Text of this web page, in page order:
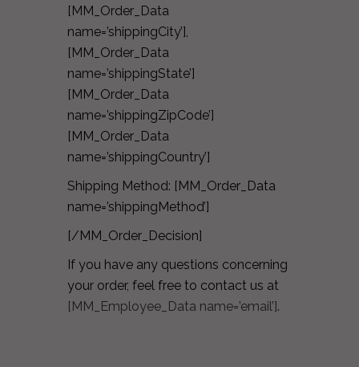
[MM_Order_Data
name=’shippingCity’],
[MM_Order_Data
name=’shippingState’]
[MM_Order_Data
name=’shippingZipCode’]
[MM_Order_Data
name=’shippingCountry’]
Shipping Method: [MM_Order_Data
name=’shippingMethod’]
[/MM_Order_Decision]
If you have any questions concerning
your order, feel free to contact us at
[MM_Employee_Data name=’email’].